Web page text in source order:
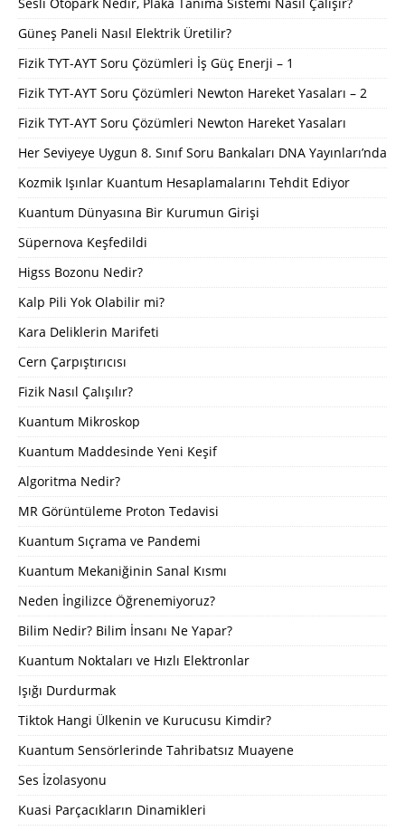
Güneş Paneli Nasıl Elektrik Üretilir?
Fizik TYT-AYT Soru Çözümleri İş Güç Enerji – 1
Fizik TYT-AYT Soru Çözümleri Newton Hareket Yasaları – 2
Fizik TYT-AYT Soru Çözümleri Newton Hareket Yasaları
Her Seviyeye Uygun 8. Sınıf Soru Bankaları DNA Yayınları’nda
Kozmik Işınlar Kuantum Hesaplamalarını Tehdit Ediyor
Kuantum Dünyasına Bir Kurumun Girişi
Süpernova Keşfedildi
Higss Bozonu Nedir?
Kalp Pili Yok Olabilir mi?
Kara Deliklerin Marifeti
Cern Çarpıştırıcısı
Fizik Nasıl Çalışılır?
Kuantum Mikroskop
Kuantum Maddesinde Yeni Keşif
Algoritma Nedir?
MR Görüntüleme Proton Tedavisi
Kuantum Sıçrama ve Pandemi
Kuantum Mekaniğinin Sanal Kısmı
Neden İngilizce Öğrenemiyoruz?
Bilim Nedir? Bilim İnsanı Ne Yapar?
Kuantum Noktaları ve Hızlı Elektronlar
Işığı Durdurmak
Tiktok Hangi Ülkenin ve Kurucusu Kimdir?
Kuantum Sensörlerinde Tahribatsız Muayene
Ses İzolasyonu
Kuasi Parçacıkların Dinamikleri